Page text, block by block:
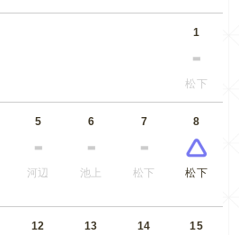
1
松下
5
河辺
6
池上
7
松下
8
松下
12 13 14 15